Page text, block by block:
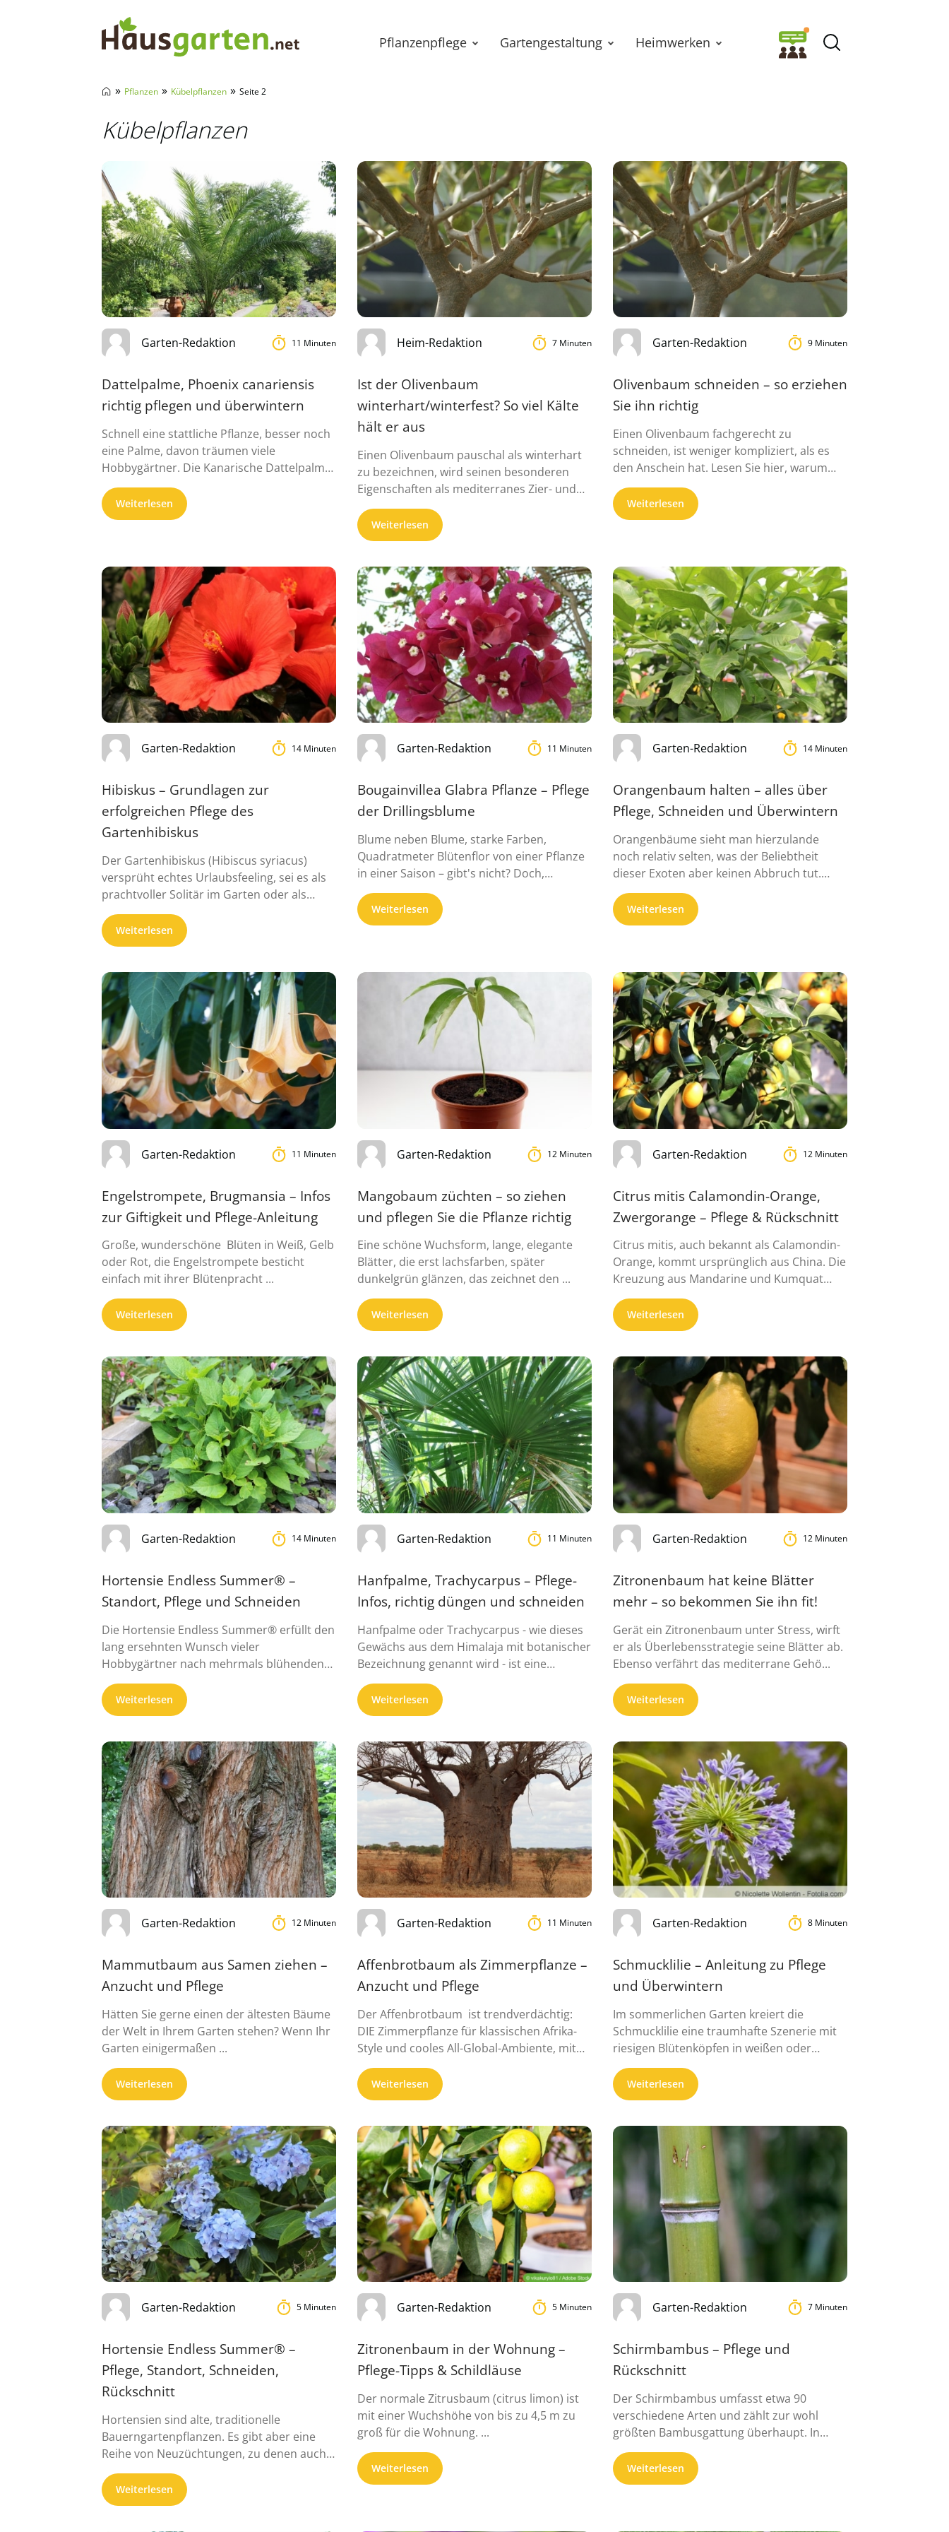
Pflanzenpflege Gartengestaltung Heimwerken
» Pflanzen » Kübelpflanzen » Seite 2
Kübelpflanzen
Garten-Redaktion 11 Minuten
Dattelpalme, Phoenix canariensis
richtig pflegen und überwintern
Schnell eine stattliche Pflanze, besser noch
eine Palme, davon träumen viele
Hobbygärtner. Die Kanarische Dattelpalme
erfüllt diese ...
Weiterlesen
Heim-Redaktion 7 Minuten
Ist der Olivenbaum
winterhart/winterfest? So viel Kälte
hält er aus
Einen Olivenbaum pauschal als winterhart
zu bezeichnen, wird seinen besonderen
Eigenschaften als mediterranes Zier- und
Obstgehölz nicht gerecht. Obschon ...
Weiterlesen
Garten-Redaktion 9 Minuten
Olivenbaum schneiden – so erziehen
Sie ihn richtig
Einen Olivenbaum fachgerecht zu
schneiden, ist weniger kompliziert, als es
den Anschein hat. Lesen Sie hier, warum
der Rückschnitt ...
Weiterlesen
Garten-Redaktion 14 Minuten
Hibiskus – Grundlagen zur
erfolgreichen Pflege des
Gartenhibiskus
Der Gartenhibiskus (Hibiscus syriacus)
versprüht echtes Urlaubsfeeling, sei es als
prachtvoller Solitär im Garten oder als
Kübelpflanze ...
Weiterlesen
Garten-Redaktion 11 Minuten
Bougainvillea Glabra Pflanze – Pflege
der Drillingsblume
Blume neben Blume, starke Farben,
Quadratmeter Blütenflor von einer Pflanze
in einer Saison – gibt's nicht? Doch,
Bougainvillea glabra heiß...
Weiterlesen
Garten-Redaktion 14 Minuten
Orangenbaum halten – alles über
Pflege, Schneiden und Überwintern
Orangenbäume sieht man hierzulande
noch relativ selten, was der Beliebtheit
dieser Exoten aber keinen Abbruch tut.
Diese Pflanzen sind ...
Weiterlesen
Garten-Redaktion 11 Minuten
Engelstrompete, Brugmansia – Infos
zur Giftigkeit und Pflege-Anleitung
Große, wunderschöne Blüten in Weiß, Gelb
oder Rot, die Engelstrompete besticht
einfach mit ihrer Blütenpracht ...
Weiterlesen
Garten-Redaktion 12 Minuten
Mangobaum züchten – so ziehen
und pflegen Sie die Pflanze richtig
Eine schöne Wuchsform, lange, elegante
Blätter, die erst lachsfarben, später
dunkelgrün glänzen, das zeichnet den ...
Weiterlesen
Garten-Redaktion 12 Minuten
Citrus mitis Calamondin-Orange,
Zwergorange – Pflege & Rückschnitt
Citrus mitis, auch bekannt als Calamondin-
Orange, kommt ursprünglich aus China. Die
Kreuzung aus Mandarine und Kumquat
wächst kompakt ...
Weiterlesen
Garten-Redaktion 14 Minuten
Hortensie Endless Summer® –
Standort, Pflege und Schneiden
Die Hortensie Endless Summer® erfüllt den
lang ersehnten Wunsch vieler
Hobbygärtner nach mehrmals blühenden
Bauernhortensien. Die neue ...
Weiterlesen
Garten-Redaktion 11 Minuten
Hanfpalme, Trachycarpus – Pflege-
Infos, richtig düngen und schneiden
Hanfpalme oder Trachycarpus - wie dieses
Gewächs aus dem Himalaja mit botanischer
Bezeichnung genannt wird - ist eine
ungewö...
Weiterlesen
Garten-Redaktion 12 Minuten
Zitronenbaum hat keine Blätter
mehr – so bekommen Sie ihn fit!
Gerät ein Zitronenbaum unter Stress, wirft
er als Überlebensstrategie seine Blätter ab.
Ebenso verfährt das mediterrane Gehö...
Weiterlesen
Garten-Redaktion 12 Minuten
Mammutbaum aus Samen ziehen –
Anzucht und Pflege
Hätten Sie gerne einen der ältesten Bäume
der Welt in Ihrem Garten stehen? Wenn Ihr
Garten einigermaßen ...
Weiterlesen
Garten-Redaktion 11 Minuten
Affenbrotbaum als Zimmerpflanze –
Anzucht und Pflege
Der Affenbrotbaum ist trendverdächtig:
DIE Zimmerpflanze für klassischen Afrika-
Style und cooles All-Global-Ambiente, mit
Maximalalter von ein paar ...
Weiterlesen
Garten-Redaktion 8 Minuten
Schmucklilie – Anleitung zu Pflege
und Überwintern
Im sommerlichen Garten kreiert die
Schmucklilie eine traumhafte Szenerie mit
riesigen Blütenköpfen in weißen oder
blauen Farbnuancen. ...
Weiterlesen
Garten-Redaktion 5 Minuten
Hortensie Endless Summer® –
Pflege, Standort, Schneiden,
Rückschnitt
Hortensien sind alte, traditionelle
Bauerngartenpflanzen. Es gibt aber eine
Reihe von Neuzüchtungen, zu denen auch
die Endless Summer® gehö...
Weiterlesen
Garten-Redaktion 5 Minuten
Zitronenbaum in der Wohnung –
Pflege-Tipps & Schildläuse
Der normale Zitrusbaum (citrus limon) ist
mit einer Wuchshöhe von bis zu 4,5 m zu
groß für die Wohnung. ...
Weiterlesen
Garten-Redaktion 7 Minuten
Schirmbambus – Pflege und
Rückschnitt
Der Schirmbambus umfasst etwa 90
verschiedene Arten und zählt zur wohl
größten Bambusgattung überhaupt. In
früheren Jahren war ...
Weiterlesen